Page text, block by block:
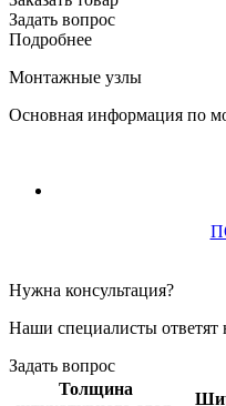
Задать вопрос
Подробнее
Монтажные узлы
Основная информация по
Нужна консультация?
Наши специалисты
Задать вопрос
Толщина